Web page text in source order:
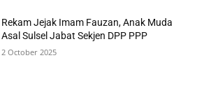
Rekam Jejak Imam Fauzan, Anak Muda
Asal Sulsel Jabat Sekjen DPP PPP
2 October 2025